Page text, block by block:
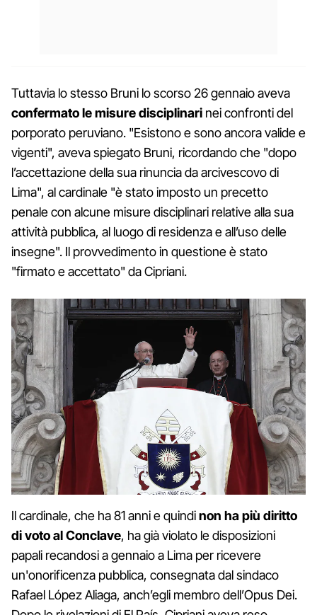
Tuttavia lo stesso Bruni lo scorso 26 gennaio aveva
confermato le misure disciplinari nei confronti del
porporato peruviano. "Esistono e sono ancora valide e
vigenti", aveva spiegato Bruni, ricordando che "dopo
l’accettazione della sua rinuncia da arcivescovo di
Lima", al cardinale "è stato imposto un precetto
penale con alcune misure disciplinari relative alla sua
attività pubblica, al luogo di residenza e all’uso delle
insegne". Il provvedimento in questione è stato
"firmato e accettato" da Cipriani.
Il cardinale, che ha 81 anni e quindinon ha più diritto
di voto al Conclave, ha già violato le disposizioni
papali recandosi a gennaio a Lima per ricevere
un'onorificenza pubblica, consegnata dal sindaco
Rafael López Aliaga, anch’egli membro dell’Opus Dei.